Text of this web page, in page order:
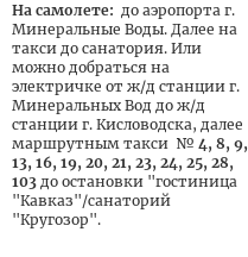
На самолете: до аэропорта г.
Минеральные Воды. Далее на
такси до санатория. Или
можно добраться на
электричке от ж/д станции г.
Минеральных Вод до ж/д
станции г. Кисловодска, далее
маршрутным такси № 4, 8, 9,
13, 16, 19, 20, 21, 23, 24, 25, 28,
103 до остановки "гостиница
"Кавказ"/санаторий
"Кругозор".